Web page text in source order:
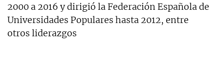
2000 a 2016 y dirigió la Federación Española de
Universidades Populares hasta 2012, entre
otros liderazgos